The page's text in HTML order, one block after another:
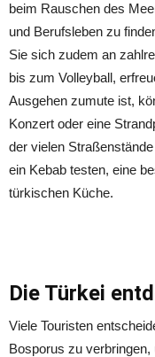
beim Rauschen des
und Berufsleben zu
Sie sich zudem an
bis zum Volleyball,
Ausgehen zumute ist,
Konzert oder eine
der vielen
ein Kebab testen, eine
türkischen Küche.
Die Türkei
Viele Touristen
Bosporus zu